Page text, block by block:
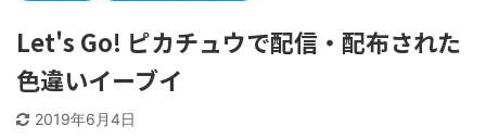
Let's Go! ピカチュウで配信・配布された
色違いイーブイ
2019年6月4日